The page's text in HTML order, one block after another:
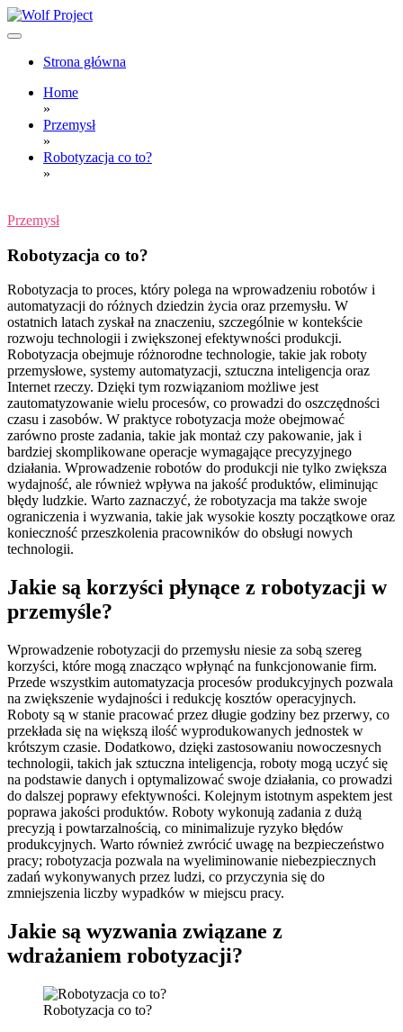
Skip
to
Wolf Project
Strona główna
Home
»
Przemysł
»
Robotyzacja co to?
»
Przemysł
Robotyzacja co to?
Robotyzacja to proces, który polega na wprowadzeniu robotów i
automatyzacji do różnych dziedzin życia oraz przemysłu. W
ostatnich latach zyskał na znaczeniu, szczególnie w kontekście
rozwoju technologii i zwiększonej efektywności produkcji.
Robotyzacja obejmuje różnorodne technologie, takie jak roboty
przemysłowe, systemy automatyzacji, sztuczna inteligencja oraz
Internet rzeczy. Dzięki tym rozwiązaniom możliwe jest
zautomatyzowanie wielu procesów, co prowadzi do oszczędności
czasu i zasobów. W praktyce robotyzacja może obejmować
zarówno proste zadania, takie jak montaż czy pakowanie, jak i
bardziej skomplikowane operacje wymagające precyzyjnego
działania. Wprowadzenie robotów do produkcji nie tylko zwiększa
wydajność, ale również wpływa na jakość produktów, eliminując
błędy ludzkie. Warto zaznaczyć, że robotyzacja ma także swoje
ograniczenia i wyzwania, takie jak wysokie koszty początkowe oraz
konieczność przeszkolenia pracowników do obsługi nowych
technologii.
Jakie są korzyści płynące z robotyzacji w
przemyśle?
Wprowadzenie robotyzacji do przemysłu niesie za sobą szereg
korzyści, które mogą znacząco wpłynąć na funkcjonowanie firm.
Przede wszystkim automatyzacja procesów produkcyjnych pozwala
na zwiększenie wydajności i redukcję kosztów operacyjnych.
Roboty są w stanie pracować przez długie godziny bez przerwy, co
przekłada się na większą ilość wyprodukowanych jednostek w
krótszym czasie. Dodatkowo, dzięki zastosowaniu nowoczesnych
technologii, takich jak sztuczna inteligencja, roboty mogą uczyć się
na podstawie danych i optymalizować swoje działania, co prowadzi
do dalszej poprawy efektywności. Kolejnym istotnym aspektem jest
poprawa jakości produktów. Roboty wykonują zadania z dużą
precyzją i powtarzalnością, co minimalizuje ryzyko błędów
produkcyjnych. Warto również zwrócić uwagę na bezpieczeństwo
pracy; robotyzacja pozwala na wyeliminowanie niebezpiecznych
zadań wykonywanych przez ludzi, co przyczynia się do
zmniejszenia liczby wypadków w miejscu pracy.
Jakie są wyzwania związane z
wdrażaniem robotyzacji?
Robotyzacja co to?